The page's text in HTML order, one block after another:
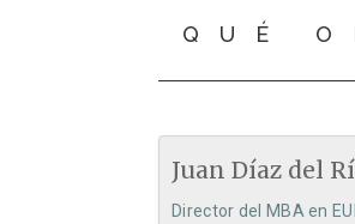
QUÉ
Juan Díaz del
Director del MBA en